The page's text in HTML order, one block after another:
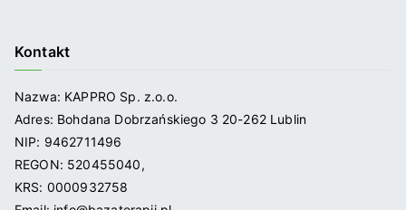
Kontakt
Nazwa: KAPPRO Sp. z.o.o.
Adres: Bohdana Dobrzańskiego 3 20-262 Lublin
NIP: 9462711496
REGON: 520455040,
KRS: 0000932758